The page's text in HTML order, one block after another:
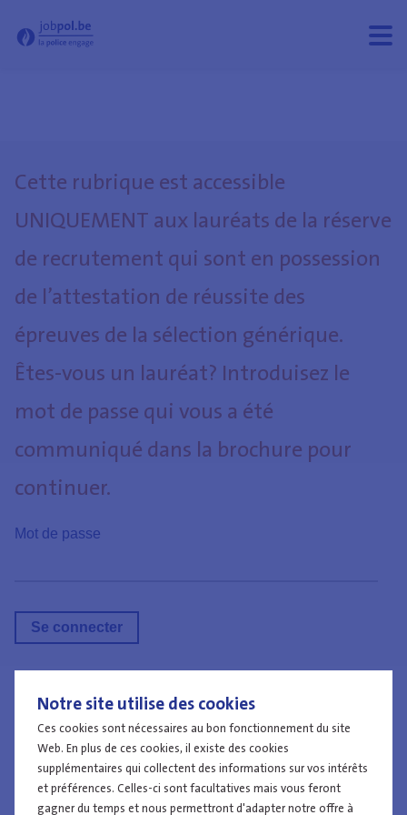
Notre site utilise des cookies
Ces cookies sont nécessaires au bon fonctionnement du site
Web. En plus de ces cookies, il existe des cookies
supplémentaires qui collectent des informations sur vos intérêts
et préférences. Celles-ci sont facultatives mais vous feront
gagner du temps et nous permettront d'adapter notre offre à
- Jobpol
Cette rubrique est accessible
UNIQUEMENT aux lauréats de la réserve
de recrutement qui sont en possession
de l’attestation de réussite des
épreuves de la sélection générique.
Êtes-vous un lauréat? Introduisez le
mot de passe qui vous a été
communiqué dans la brochure pour
continuer.
Mot de passe
Travailler à la police